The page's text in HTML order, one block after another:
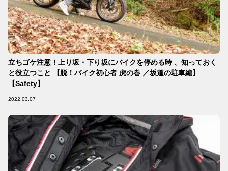
立ちゴケ注意！上り坂・下り坂にバイクを停める時 、知っておく
と役立つこと 【脱！バイク初心者 虎の巻 ／坂道の駐車編】
【Safety】
2022.03.07